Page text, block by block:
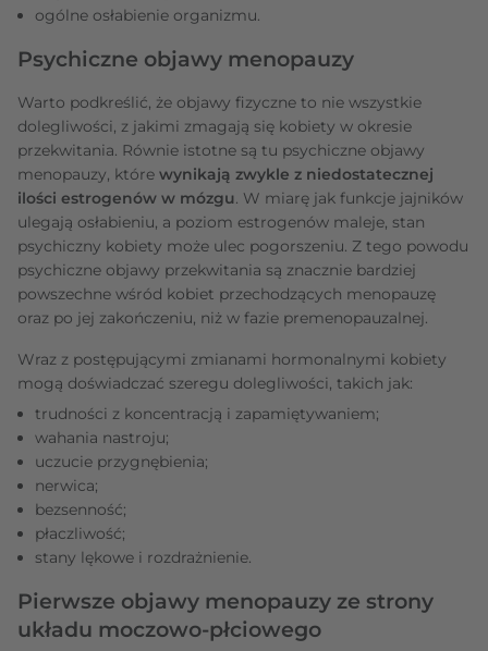
ogólne osłabienie organizmu.
Psychiczne objawy menopauzy
Warto podkreślić, że objawy fizyczne to nie wszystkie
dolegliwości, z jakimi zmagają się kobiety w okresie
przekwitania. Równie istotne są tu psychiczne objawy
menopauzy, które wynikają zwykle z niedostatecznej
ilości estrogenów w mózgu. W miarę jak funkcje jajników
ulegają osłabieniu, a poziom estrogenów maleje, stan
psychiczny kobiety może ulec pogorszeniu. Z tego powodu
psychiczne objawy przekwitania są znacznie bardziej
powszechne wśród kobiet przechodzących menopauzę
oraz po jej zakończeniu, niż w fazie premenopauzalnej.
Wraz z postępującymi zmianami hormonalnymi kobiety
mogą doświadczać szeregu dolegliwości, takich jak:
trudności z koncentracją i zapamiętywaniem;
wahania nastroju;
uczucie przygnębienia;
nerwica;
bezsenność;
płaczliwość;
stany lękowe i rozdrażnienie.
Pierwsze objawy menopauzy ze strony
układu moczowo-płciowego